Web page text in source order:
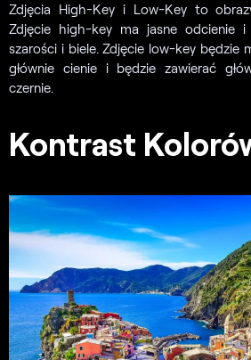
Zdjęcia High-Key i Low-Key to
Zdjęcie high-key ma jasne odcienie i
szarości i biele. Zdjęcie low-key będzie
głównie cienie i będzie zawierać
czernie.
Kontrast